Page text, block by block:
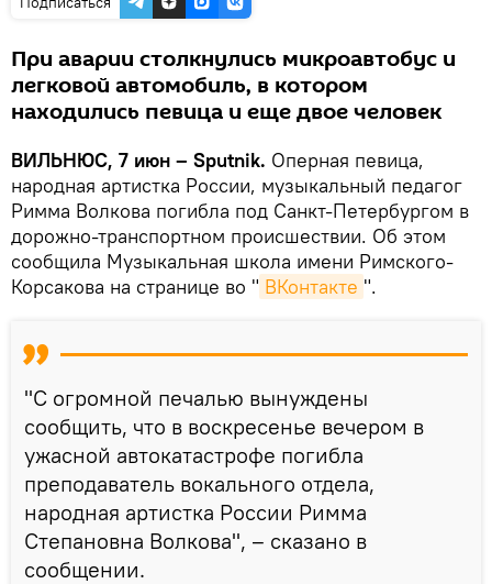
При аварии столкнулись микроавтобус и
легковой автомобиль, в котором
находились певица и еще двое человек
ВИЛЬНЮС, 7 июн – Sputnik. Оперная певица,
народная артистка России, музыкальный педагог
Римма Волкова погибла под Санкт-Петербургом в
дорожно-транспортном происшествии. Об этом
сообщила Музыкальная школа имени Римского-
Корсакова на странице во " ВКонтакте ".
"С огромной печалью вынуждены
сообщить, что в воскресенье вечером в
ужасной автокатастрофе погибла
преподаватель вокального отдела,
народная артистка России Римма
Степановна Волкова", – сказано в
сообщении.